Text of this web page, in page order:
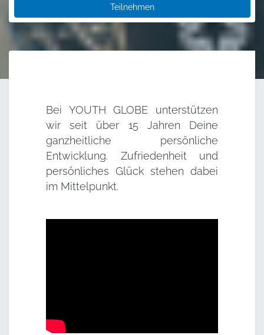
Teilnehmen
Bei YOUTH GLOBE unterstützen
wir seit über 15 Jahren Deine
ganzheitliche persönliche
Entwicklung. Zufriedenheit und
persönliches Glück stehen dabei
im Mittelpunkt.